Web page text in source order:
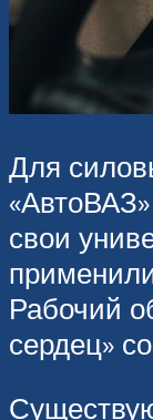
Для
свои
Рабочий
сердец»